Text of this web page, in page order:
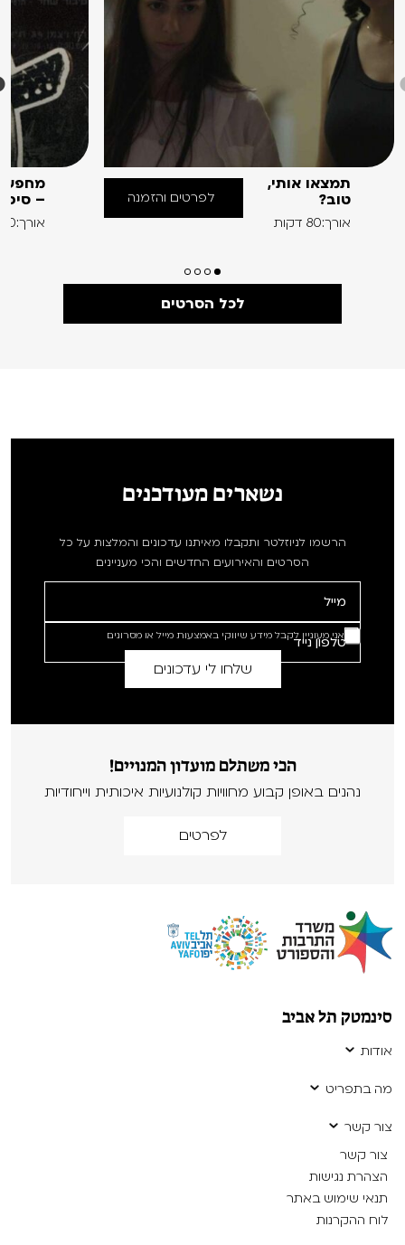
תמצאו אותי,
טוב?
אורך:80 דקות
לפרטים והזמנה
מחפש
–
אורך:60 דקות
לכל הסרטים
נשארים מעודכנים
הרשמו לניוזלטר ותקבלו מאיתנו עדכונים והמלצות על כל
הסרטים והאירועים החדשים והכי מעניינים
אני מעוניין לקבל מידע שיווקי באמצעות מייל או מסרונים
הכי משתלם מועדון המנויים!
נהנים באופן קבוע מחוויות קולנועיות איכותית וייחודיות
לפרטים
סינמטק תל אביב
אודות
מה בתפריט
צור קשר
צור קשר
הצהרת נגישות
תנאי שימוש באתר
לוח ההקרנות